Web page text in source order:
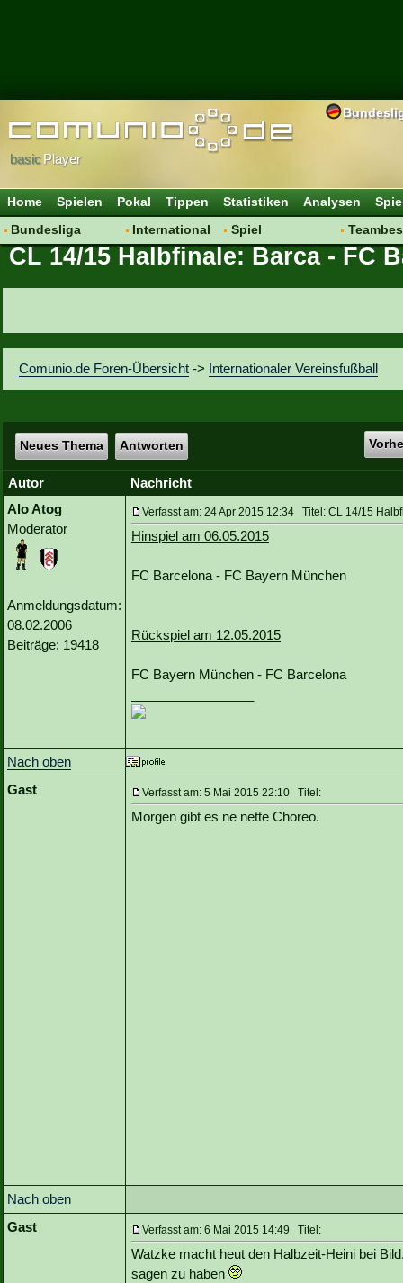
basicPlayer
Home Spielen Pokal Tippen Statistiken Analysen
Bundesliga
Hot News
Vereinsfragen
International
Vereine
Spiel
Regeln & Tipps
CL 14/15 Halbfinale: Barca - FC
Comunio.de Foren-Übersicht -> Internationaler Vereinsfußball
Neues Thema Antworten
Autor
Nachricht
Alo Atog
Moderator
Anmeldungsdatum:
08.02.2006
Beiträge: 19418
Verfasst am: 24 Apr 2015 12:34 Titel: CL 14/15
Hinspiel am 06.05.2015
FC Barcelona - FC Bayern München
Rückspiel am 12.05.2015
FC Bayern München - FC Barcelona
Nach oben
Gast
Verfasst am: 5 Mai 2015 22:10 Titel:
Morgen gibt es ne nette Choreo.
Nach oben
Gast
Verfasst am: 6 Mai 2015 14:49 Titel:
Watzke macht heut den Halbzeit-Heini bei
sagen zu haben